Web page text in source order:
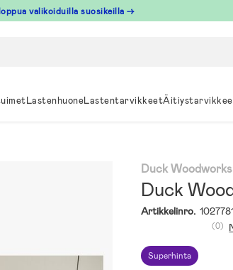
valikoiduilla suosikeilla →
LastenhuoneLastentarvikkeet
Duck Woodworks
Duck
Artikkelinro.
Superhinta
(0)